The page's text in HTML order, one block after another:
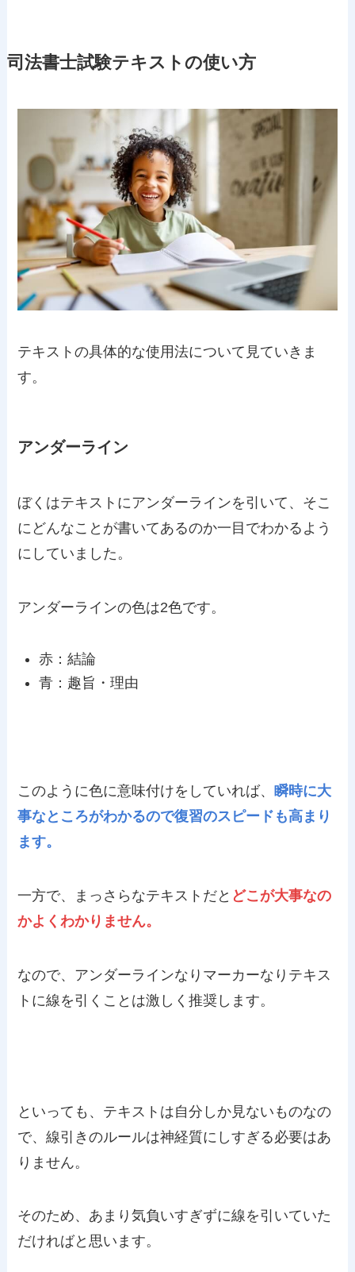
司法書士試験テキストの使い方
テキストの具体的な使用法について見ていきま
す。
アンダーライン
ぼくはテキストにアンダーラインを引いて、そこ
にどんなことが書いてあるのか一目でわかるよう
にしていました。
アンダーラインの色は2色です。
赤：結論
青：趣旨・理由
このように色に意味付けをしていれば、 瞬時に大
事なところがわかるので復習のスピードも高まり
ます。
一方で、まっさらなテキストだと どこが大事なの
かよくわかりません。
なので、アンダーラインなりマーカーなりテキス
トに線を引くことは激しく推奨します。
といっても、テキストは自分しか見ないものなの
で、線引きのルールは神経質にしすぎる必要はあ
りません。
そのため、あまり気負いすぎずに線を引いていた
だければと思います。